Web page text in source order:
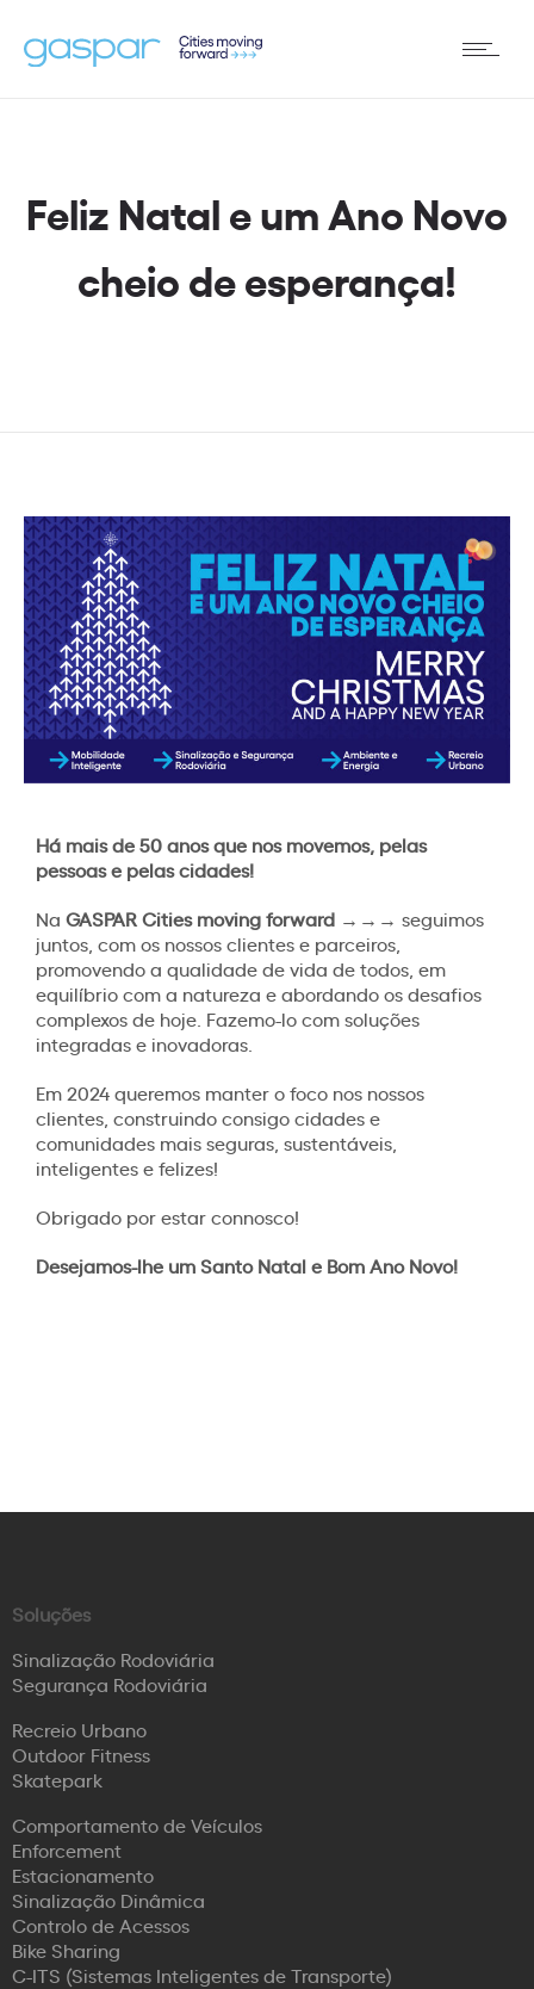
Feliz Natal e um Ano Novo
cheio de esperança!
Há mais de 50 anos que nos movemos, pelas
pessoas e pelas cidades!
Na GASPAR Cities moving forward →→→ seguimos
juntos, com os nossos clientes e parceiros,
promovendo a qualidade de vida de todos, em
equilíbrio com a natureza e abordando os desafios
complexos de hoje. Fazemo-lo com soluções
integradas e inovadoras.
Em 2024 queremos manter o foco nos nossos
clientes, construindo consigo cidades e
comunidades mais seguras, sustentáveis,
inteligentes e felizes!
Obrigado por estar connosco!
Desejamos-lhe um Santo Natal e Bom Ano Novo!
Soluções
Sinalização Rodoviária
Segurança Rodoviária
Recreio Urbano
Outdoor Fitness
Skatepark
Comportamento de Veículos
Enforcement
Estacionamento
Sinalização Dinâmica
Controlo de Acessos
Bike Sharing
C-ITS (Sistemas Inteligentes de Transporte)